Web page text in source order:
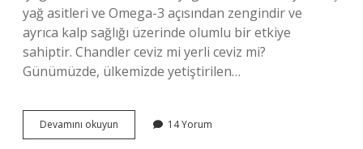
yağ asitleri ve Omega-3 açısından zengindir ve
ayrıca kalp sağlığı üzerinde olumlu bir etkiye
sahiptir. Chandler ceviz mi yerli ceviz mi?
Günümüzde, ülkemizde yetiştirilen…
Devamını okuyun
Yağlı
14 Yorum